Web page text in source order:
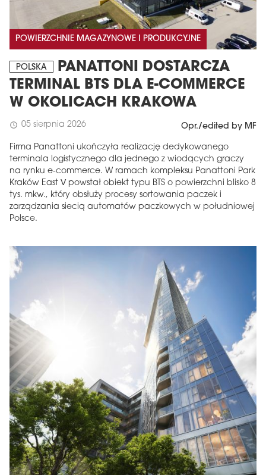
POWIERZCHNIE MAGAZYNOWE I PRODUKCYJNE
POLSKA
PANATTONI DOSTARCZA
TERMINAL BTS DLA E-COMMERCE
W OKOLICACH KRAKOWA
schedule 05 sierpnia 2026 Opr./edited by MF
Firma Panattoni ukończyła realizację dedykowanego
terminala logistycznego dla jednego z wiodących graczy
na rynku e-commerce. W ramach kompleksu Panattoni Park
Kraków East V powstał obiekt typu BTS o powierzchni blisko 8
tys. mkw., który obsłuży procesy sortowania paczek i
zarządzania siecią automatów paczkowych w południowej
Polsce.